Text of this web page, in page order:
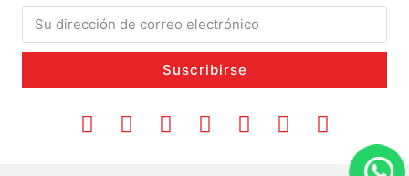
Suscribirse